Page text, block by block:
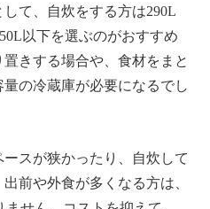
て、自炊をする方は290L
以下を選ぶのがおすすめ
きする場合や、食材をまと
の冷蔵庫が必要になるでし
スが狭かったり、自炊して
前や外食が多くなる方は、